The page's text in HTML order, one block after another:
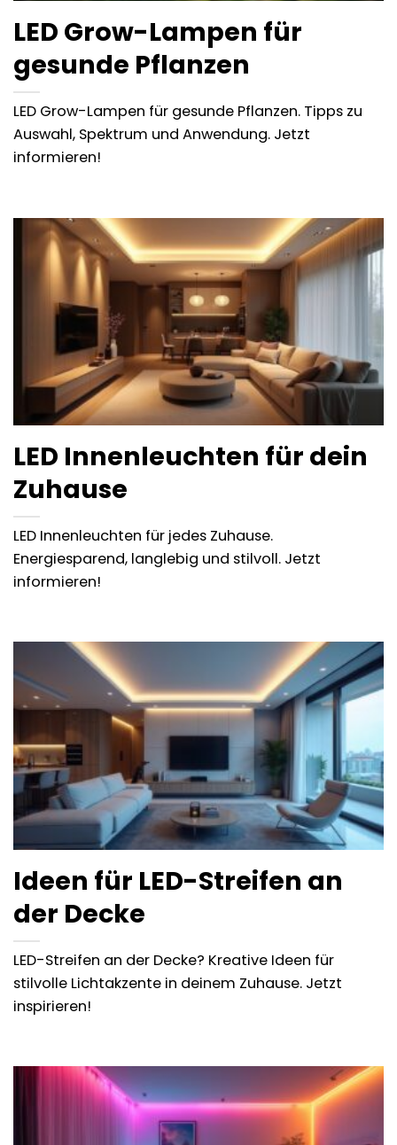
LED Grow-Lampen für
gesunde Pflanzen
LED Grow-Lampen für gesunde Pflanzen. Tipps zu
Auswahl, Spektrum und Anwendung. Jetzt
informieren!
LED Innenleuchten für dein
Zuhause
LED Innenleuchten für jedes Zuhause.
Energiesparend, langlebig und stilvoll. Jetzt
informieren!
Ideen für LED-Streifen an
der Decke
LED-Streifen an der Decke? Kreative Ideen für
stilvolle Lichtakzente in deinem Zuhause. Jetzt
inspirieren!